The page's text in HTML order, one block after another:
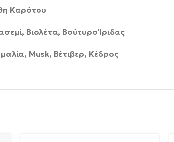
Καρότου
Βιολέτα, Βούτυρο Ίριδας
Musk, Βέτιβερ, Κέδρος